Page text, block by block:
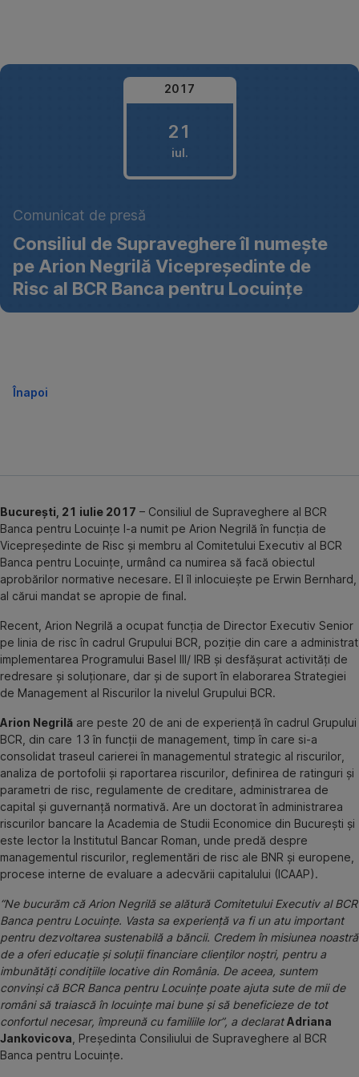
2017
21
iul.
21
2017
Comunicat de presă
Consiliul de Supraveghere îl numeşte
pe Arion Negrilă Vicepreşedinte de
Risc al BCR Banca pentru Locuinţe
Înapoi
Bucureşti, 21 iulie 2017 – Consiliul de Supraveghere al BCR
Banca pentru Locuinţe l-a numit pe Arion Negrilă în funcţia de
Vicepreşedinte de Risc şi membru al Comitetului Executiv al BCR
Banca pentru Locuinţe, urmând ca numirea să facă obiectul
aprobărilor normative necesare. El îl inlocuieşte pe Erwin Bernhard,
al cărui mandat se apropie de final.
Recent, Arion Negrilă a ocupat funcţia de Director Executiv Senior
pe linia de risc în cadrul Grupului BCR, poziţie din care a administrat
implementarea Programului Basel III/ IRB şi desfăşurat activităţi de
redresare şi soluţionare, dar şi de suport în elaborarea Strategiei
de Management al Riscurilor la nivelul Grupului BCR.
Arion Negrilă are peste 20 de ani de experienţă în cadrul Grupului
BCR, din care 13 în funcţii de management, timp în care si-a
consolidat traseul carierei în managementul strategic al riscurilor,
analiza de portofolii şi raportarea riscurilor, definirea de ratinguri şi
parametri de risc, regulamente de creditare, administrarea de
capital şi guvernanţă normativă. Are un doctorat în administrarea
riscurilor bancare la Academia de Studii Economice din Bucureşti şi
este lector la Institutul Bancar Roman, unde predă despre
managementul riscurilor, reglementări de risc ale BNR şi europene,
procese interne de evaluare a adecvării capitalului (ICAAP).
“Ne bucurăm că Arion Negrilă se alătură Comitetului Executiv al BCR
Banca pentru Locuinţe. Vasta sa experienţă va fi un atu important
pentru dezvoltarea sustenabilă a băncii. Credem în misiunea noastră
de a oferi educaţie şi soluţii financiare clienţilor noştri, pentru a
imbunătăţi condiţiile locative din România. De aceea, suntem
convinşi că BCR Banca pentru Locuinţe poate ajuta sute de mii de
români să traiască în locuinţe mai bune şi să beneficieze de tot
confortul necesar, împreună cu familiile lor”, a declaratAdriana
Jankovicova , Preşedinta Consiliului de Supraveghere al BCR
Banca pentru Locuinţe.